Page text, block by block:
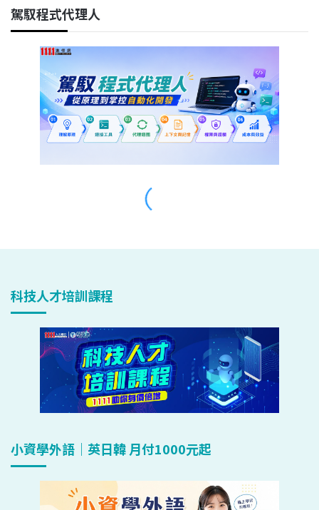
科技人才培訓課程
小資學外語｜英日韓 月付1000元起